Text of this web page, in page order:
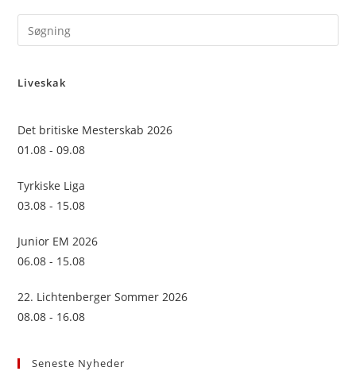
Liveskak
Det britiske Mesterskab 2026
01.08 - 09.08
Tyrkiske Liga
03.08 - 15.08
Junior EM 2026
06.08 - 15.08
22. Lichtenberger Sommer 2026
08.08 - 16.08
Seneste Nyheder